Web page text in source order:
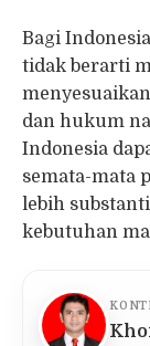
Bagi
tidak berarti
dan hukum
Indonesia
semata-mata
lebih
kebutuhan